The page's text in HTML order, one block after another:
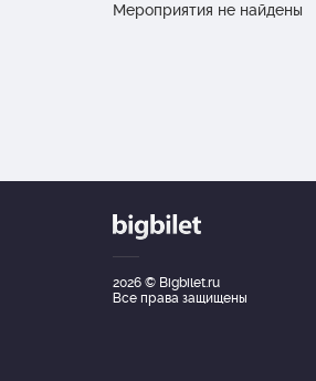
Мероприятия не найдены
2026 © Bigbilet.ru
Все права защищены